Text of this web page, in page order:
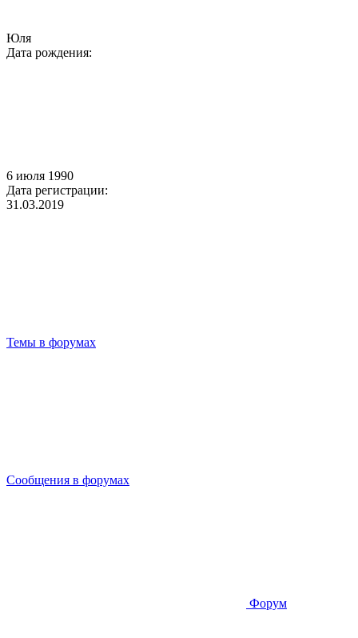
Юля
Дата рождения:
6 июля 1990
Дата регистрации:
31.03.2019
Темы в форумах
Сообщения в форумах
Форум